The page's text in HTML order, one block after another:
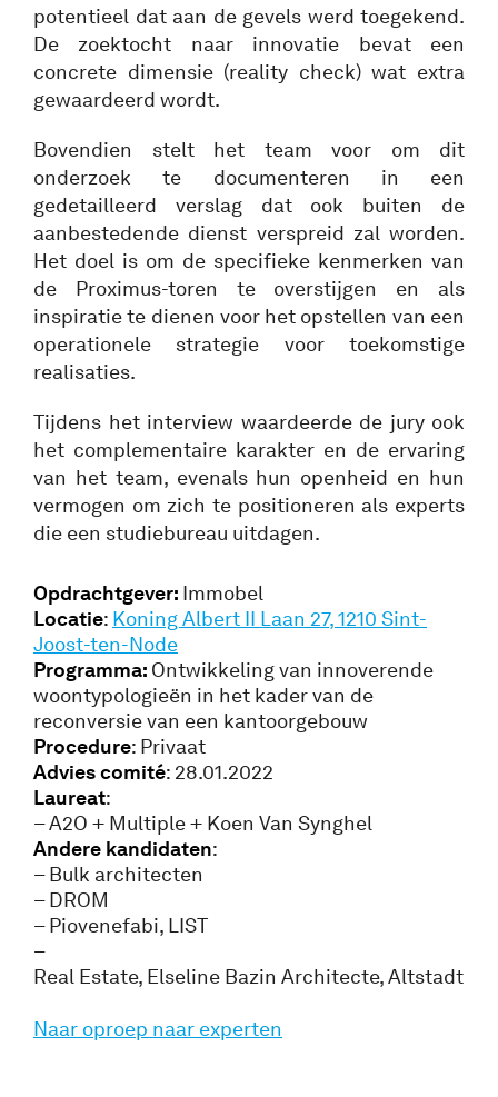
potentieel dat aan de gevels werd toegekend.
De zoektocht naar innovatie bevat een
concrete dimensie (reality check) wat extra
gewaardeerd wordt.
Bovendien stelt het team voor om dit
onderzoek te documenteren in een
gedetailleerd verslag dat ook buiten de
aanbestedende dienst verspreid zal worden.
Het doel is om de specifieke kenmerken van
de Proximus-toren te overstijgen en als
inspiratie te dienen voor het opstellen van een
operationele strategie voor toekomstige
realisaties.
Tijdens het interview waardeerde de jury ook
het complementaire karakter en de ervaring
van het team, evenals hun openheid en hun
vermogen om zich te positioneren als experts
die een studiebureau uitdagen.
Opdrachtgever: Immobel
Locatie: Koning Albert II Laan 27, 1210 Sint-
Joost-ten-Node
Programma: Ontwikkeling van innoverende
woontypologieën in het kader van de
reconversie van een kantoorgebouw
Procedure: Privaat
Advies comité: 28.01.2022
Laureat:
– A2O + Multiple + Koen Van Synghel
Andere kandidaten:
– Bulk architecten
– DROM
– Piovenefabi, LIST
–
Real Estate, Elseline Bazin Architecte, Altstadt
Naar oproep naar experten